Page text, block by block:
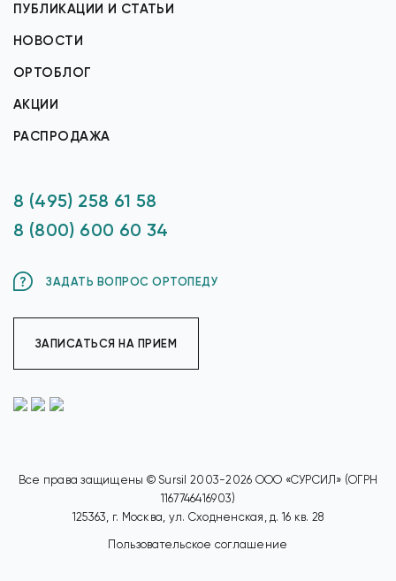
ПУБЛИКАЦИИ И СТАТЬИ
НОВОСТИ
ОРТОБЛОГ
АКЦИИ
РАСПРОДАЖА
8 (495) 258 61 58
8 (800) 600 60 34
ЗАДАТЬ ВОПРОС ОРТОПЕДУ
ЗАПИСАТЬСЯ НА ПРИЕМ
Все права защищены © Sursil 2003-2026 ООО «СУРСИЛ» (ОГРН
1167746416903)
125363, г. Москва, ул. Сходненская, д. 16 кв. 28
Пользовательское соглашение